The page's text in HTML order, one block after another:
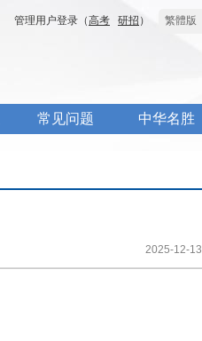
繁體版
管理用户登录（高考 研招 ）
常见问题 中华名胜
2025-12-13